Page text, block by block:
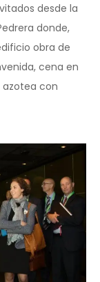
desde la
donde,
obra de
cena en
azotea con